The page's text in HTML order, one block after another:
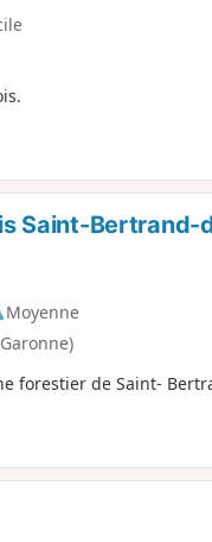
Saint-Bertrand-
Moyenne
forestier de Saint-